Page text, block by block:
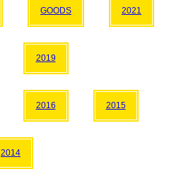
GOODS 2021
2019
2016 2015
2014